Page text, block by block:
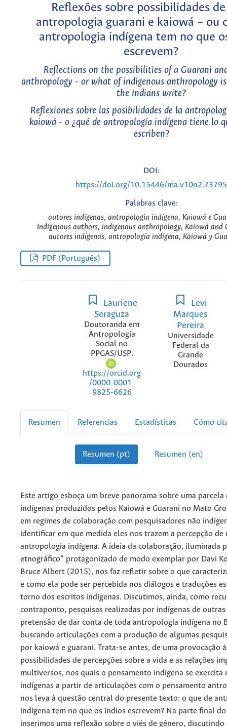
Reflexões sobre possibilidades
antropologia guarani e kaiowá – ou
antropologia indígena tem no que
escrevem?
Reflections on the possibilities of a Guarani
anthropology - or what of indigenous anthropology
the Indians write?
Reflexiones sobre las posibilidades de la
kaiowá - o ¿qué de antropología indígena tiene lo
escriben?
DOI:
https://doi.org/10.15446/ma.v10n2.73795
Palabras clave:
autores indígenas, antropologia indígena, Kaiowá e
Indigenous authors, indigenous anthropology, Kaiowá and
autores indígenas, antropología indígena, Kaiowá y
PDF (Português)
Lauriene
Seraguza
Doutoranda em
Antropologia
Social no
PPGAS/USP.
https://orcid.org
/0000-0001-
9825-6626
Levi
Marques
Pereira
Universidade
Federal da
Grande
Dourados
Resumen Referencias Estadísticas Cómo
Resumen (pt) Resumen (en)
Este artigo esboça um breve panorama sobre uma
indígenas produzidos pelos Kaiowá e Guarani no Mato
em regimes de colaboração com pesquisadores não
identificar em que medida eles nos trazem a percepção de
antropologia indígena. A ideia da colaboração, iluminada
etnográfico” protagonizado de modo exemplar por Davi
Bruce Albert (2015), nos faz refletir sobre o que
e como ela pode ser percebida nos diálogos e traduções
torno dos escritos indígenas. Discutimos, ainda, como
contraponto, pesquisas realizadas por indígenas de outras
pretensão de dar conta de toda antropologia indígena no
buscando articulações com a produção de algumas
por kaiowá e guarani. Trata-se antes, de uma provocação
possibilidades de percepções sobre a vida e as relações
multiversos, nos quais o pensamento indígena se exercita
indígenas a partir de articulações com o pensamento
nos leva à questão central do presente texto: o que de
indígena tem no que os índios escrevem? Na parte final
inserimos uma reflexão sobre o viés de gênero, discutindo